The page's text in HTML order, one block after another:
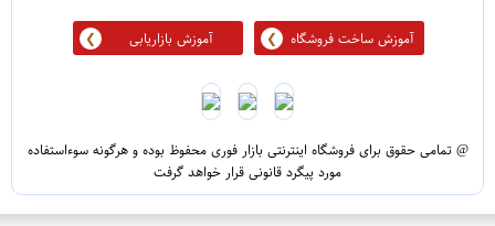
آموزش ساخت فروشگاه آموزش بازاریابی
@ تمامی حقوق برای فروشگاه اینترنتی بازار فوری محفوظ بوده و هرگونه سوءاستفاده
مورد پیگرد قانونی قرار خواهد گرفت